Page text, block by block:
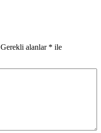
Gerekli alanlar * ile